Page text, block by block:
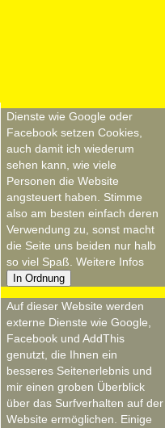
Dienste wie Google oder
Facebook setzen Cookies,
auch damit ich wiederum
sehen kann, wie viele
Personen die Website
angsteuert haben. Stimme
also am besten einfach deren
Verwendung zu, sonst macht
die Seite uns beiden nur halb
so viel Spaß. Weitere Infos
In Ordnung
Auf dieser Website werden
externe Dienste wie Google,
Facebook und AddThis
genutzt, die Ihnen ein
besseres Seitenerlebnis und
mir einen groben Überblick
über das Surfverhalten auf der
Website ermöglichen. Einige